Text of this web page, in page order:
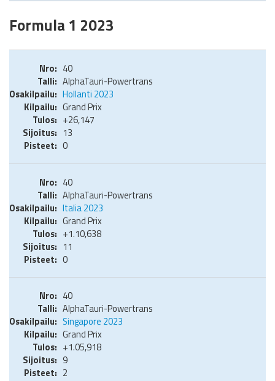
Formula 1 2023
40
AlphaTauri-Powertrans
Hollanti 2023
Grand Prix
+26,147
13
0
40
AlphaTauri-Powertrans
Italia 2023
Grand Prix
+1.10,638
11
0
40
AlphaTauri-Powertrans
Singapore 2023
Grand Prix
+1.05,918
9
2